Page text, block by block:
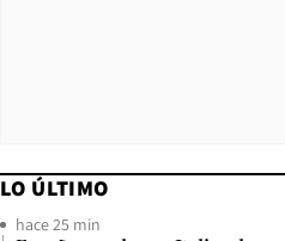
LO ÚLTIMO
hace 25 min